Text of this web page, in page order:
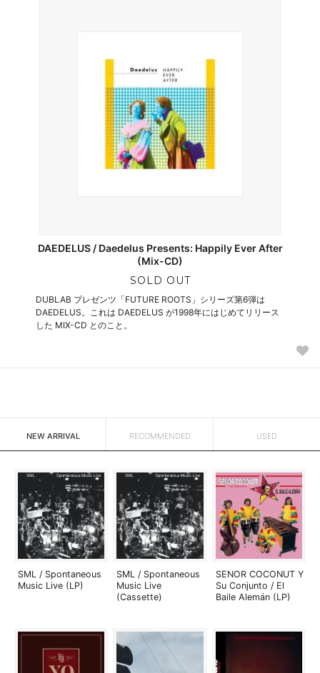
DAEDELUS / Daedelus Presents: Happily Ever After
(Mix-CD)
SOLD OUT
DUBLAB プレゼンツ「FUTURE ROOTS」シリーズ第6弾は
DAEDELUS。これは DAEDELUS が1998年にはじめてリリース
した MIX-CD とのこと。
NEW ARRIVAL RECOMMENDED USED
SML / Spontaneous
Music Live (LP)
SML / Spontaneous
Music Live
(Cassette)
SENOR COCONUT Y
Su Conjunto / El
Baile Alemán (LP)